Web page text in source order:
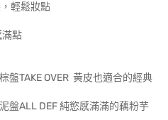
輕鬆妝點
點
TAKE OVER 黃皮也適合的經典
ALL DEF 純慾感滿滿的藕粉芋